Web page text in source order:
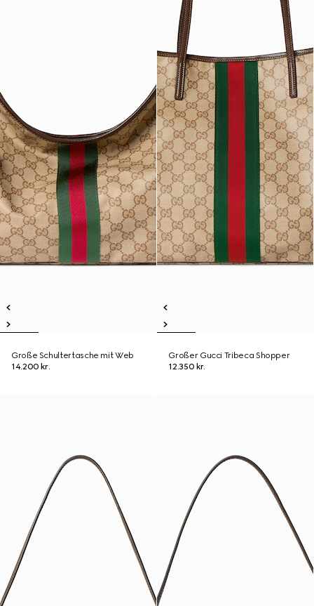
Große Schultertasche mit Web
14.200 kr.
Großer Gucci Tribeca Shopper
12.350 kr.